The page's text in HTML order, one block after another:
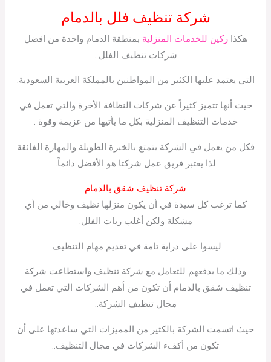
شركة تنظيف فلل بالدمام
هكذاركين للخدمات المنزلية بمنطقة الدمام واحدة من افضل
شركات تنظيف الفلل .
التي يعتمد عليها الكثير من المواطنين بالمملكة العربية السعودية.
حيث أنها تتميز كثيراً عن شركات النظافة الأخرة والتي تعمل في
خدمات التنظيف المنزلية بكل ما يأتيها من عزيمة وقوة .
فكل من يعمل في الشركة يتمتع بالخبرة الطويلة والمهارة الفائقة
لذا يعتبر فريق عمل شركتا هو الأفضل دائماً.
شركة تنظيف شقق بالدمام
كما ترغب كل سيدة في أن يكون منزلها نظيف وخالي من أي
مشكلة ولكن أغلب ربات الفلل.
ليسوا على دراية تامة في تقديم مهام التنظيف.
وذلك ما يدفعهم للتعامل مع شركة تنظيف واستطاعت شركة
تنظيف شقق بالدمام أن تكون من أهم الشركات التي تعمل في
مجال تنظيف الشركة..
حيث اتسمت الشركة بالكثير من المميزات التي ساعدتها على أن
تكون من أكفء الشركات في مجال التنظيف..